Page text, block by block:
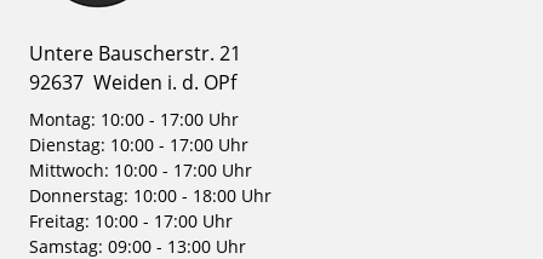
Untere Bauscherstr. 21
92637 Weiden i. d. OPf
Montag: 10:00 - 17:00 Uhr
Dienstag: 10:00 - 17:00 Uhr
Mittwoch: 10:00 - 17:00 Uhr
Donnerstag: 10:00 - 18:00 Uhr
Freitag: 10:00 - 17:00 Uhr
Samstag: 09:00 - 13:00 Uhr